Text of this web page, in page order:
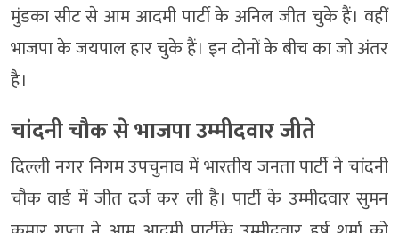
मुंडका सीट से आम आदमी पार्टी के अनिल जीत चुके हैं। वहीं
भाजपा के जयपाल हार चुके हैं। इन दोनों के बीच का जो अंतर
है।
चांदनी चौक से भाजपा उम्मीदवार जीते
दिल्ली नगर निगम उपचुनाव में भारतीय जनता पार्टी ने चांदनी
चौक वार्ड में जीत दर्ज कर ली है। पार्टी के उम्मीदवार सुमन